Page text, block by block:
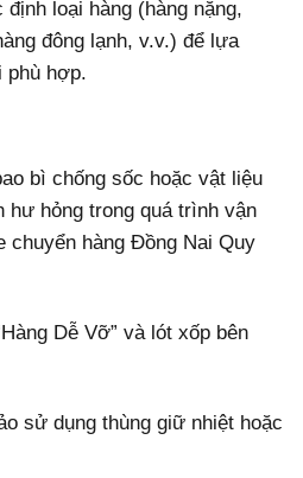
định loại hàng (hàng nặng,
đông lạnh, v.v.) để lựa
phù hợp.
bì chống sốc hoặc vật liệu
hư hỏng trong quá trình vận
chuyển hàng Đồng Nai Quy
Dễ Vỡ” và lót xốp bên
sử dụng thùng giữ nhiệt hoặc